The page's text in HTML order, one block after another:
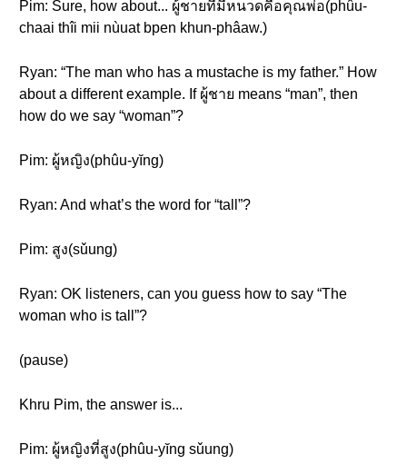
Pim: Sure, how about... ผู้ชายที่มีหนวดคือคุณพ่อ(phûu-
chaai thîi mii nùuat bpen khun-phâaw.)
Ryan: “The man who has a mustache is my father.” How
about a different example. If ผู้ชาย means “man”, then
how do we say “woman”?
Pim: ผู้หญิง(phûu-yĭng)
Ryan: And what’s the word for “tall”?
Pim: สูง(sǔung)
Ryan: OK listeners, can you guess how to say “The
woman who is tall”?
(pause)
Khru Pim, the answer is...
Pim: ผู้หญิงที่สูง(phûu-yĭng sǔung)